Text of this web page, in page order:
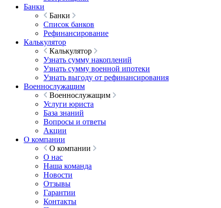
Банки
Банки
Список банков
Рефинансирование
Калькулятор
Калькулятор
Узнать сумму накоплений
Узнать сумму военной ипотеки
Узнать выгоду от рефинансирования
Военнослужащим
Военнослужащим
Услуги юриста
База знаний
Вопросы и ответы
Акции
О компании
О компании
О нас
Наша команда
Новости
Отзывы
Гарантии
Контакты